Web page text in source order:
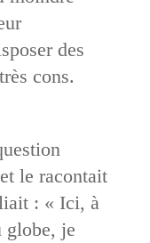
des
cons.
le racontait
: « Ici, à
globe, je